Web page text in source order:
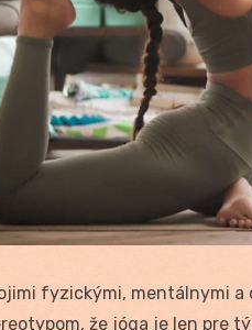
fyzickými, mentálnymi a
že jóga je len pre